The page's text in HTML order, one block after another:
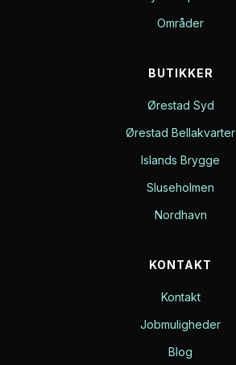
Områder
BUTIKKER
Ørestad Syd
Ørestad Bellakvarter
Islands Brygge
Sluseholmen
Nordhavn
KONTAKT
Kontakt
Jobmuligheder
Blog